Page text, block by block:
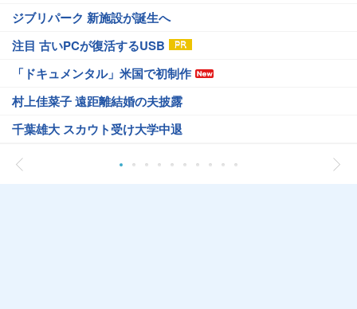
ジブリパーク 新施設が誕生へ
注目 古いPCが復活するUSB
「ドキュメンタル」米国で初制作
村上佳菜子 遠距離結婚の夫披露
千葉雄大 スカウト受け大学中退